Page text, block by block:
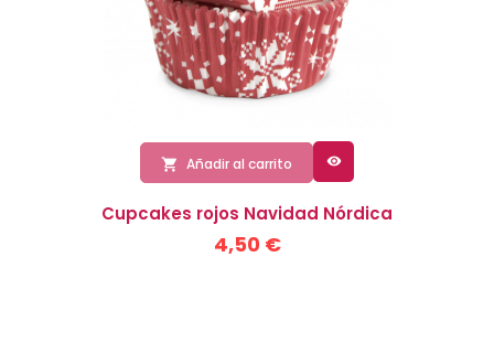
 Añadir al carrito 
Cupcakes rojos Navidad Nórdica
4,50 €